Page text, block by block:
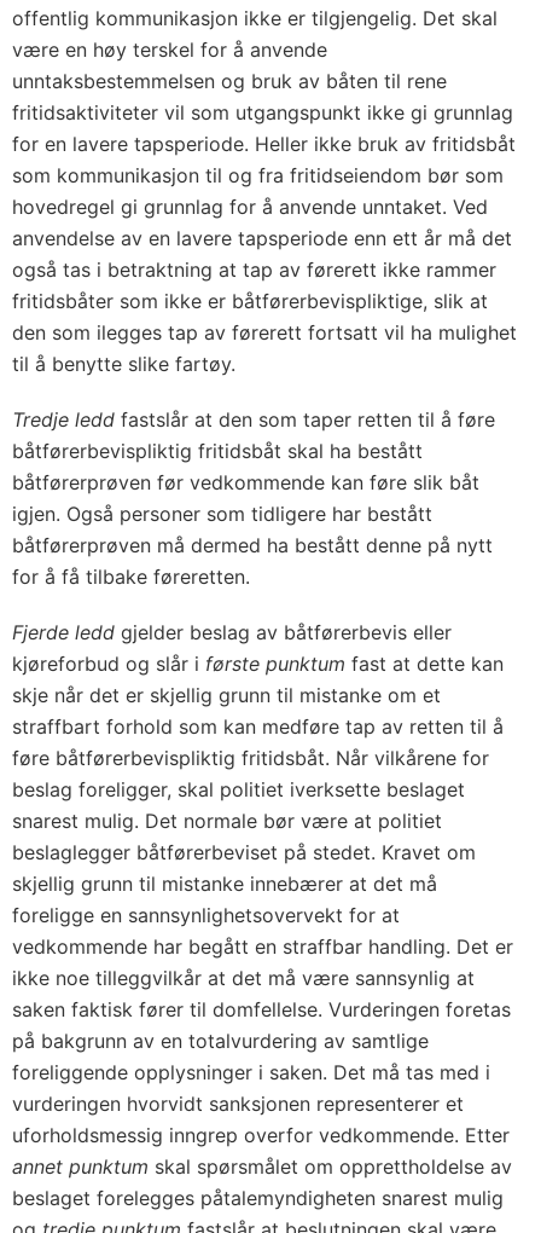
offentlig kommunikasjon ikke er tilgjengelig. Det skal
være en høy terskel for å anvende
unntaksbestemmelsen og bruk av båten til rene
fritidsaktiviteter vil som utgangspunkt ikke gi grunnlag
for en lavere tapsperiode. Heller ikke bruk av fritidsbåt
som kommunikasjon til og fra fritidseiendom bør som
hovedregel gi grunnlag for å anvende unntaket. Ved
anvendelse av en lavere tapsperiode enn ett år må det
også tas i betraktning at tap av førerett ikke rammer
fritidsbåter som ikke er båtførerbevispliktige, slik at
den som ilegges tap av førerett fortsatt vil ha mulighet
til å benytte slike fartøy.
Tredje ledd fastslår at den som taper retten til å føre
båtførerbevispliktig fritidsbåt skal ha bestått
båtførerprøven før vedkommende kan føre slik båt
igjen. Også personer som tidligere har bestått
båtførerprøven må dermed ha bestått denne på nytt
for å få tilbake føreretten.
Fjerde ledd gjelder beslag av båtførerbevis eller
kjøreforbud og slår i første punktum fast at dette kan
skje når det er skjellig grunn til mistanke om et
straffbart forhold som kan medføre tap av retten til å
føre båtførerbevispliktig fritidsbåt. Når vilkårene for
beslag foreligger, skal politiet iverksette beslaget
snarest mulig. Det normale bør være at politiet
beslaglegger båtførerbeviset på stedet. Kravet om
skjellig grunn til mistanke innebærer at det må
foreligge en sannsynlighetsovervekt for at
vedkommende har begått en straffbar handling. Det er
ikke noe tilleggvilkår at det må være sannsynlig at
saken faktisk fører til domfellelse. Vurderingen foretas
på bakgrunn av en totalvurdering av samtlige
foreliggende opplysninger i saken. Det må tas med i
vurderingen hvorvidt sanksjonen representerer et
uforholdsmessig inngrep overfor vedkommende. Etter
annet punktum skal spørsmålet om opprettholdelse av
beslaget forelegges påtalemyndigheten snarest mulig